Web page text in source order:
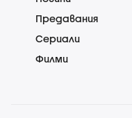
Предавания
Сериали
Филми